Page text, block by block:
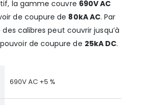
la gamme couvre 690V AC
de coupure de 80kA AC. Par
des calibres peut couvrir jusqu’à
de coupure de 25kA DC.
690V AC +5 %